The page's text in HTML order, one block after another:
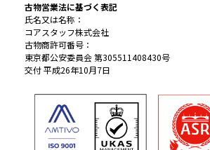
古物営業法に基づく表記
氏名又は名称：
コアスタッフ株式会社
古物商許可番号：
東京都公安委員会 第305511408430号
交付 平成26年10月7日